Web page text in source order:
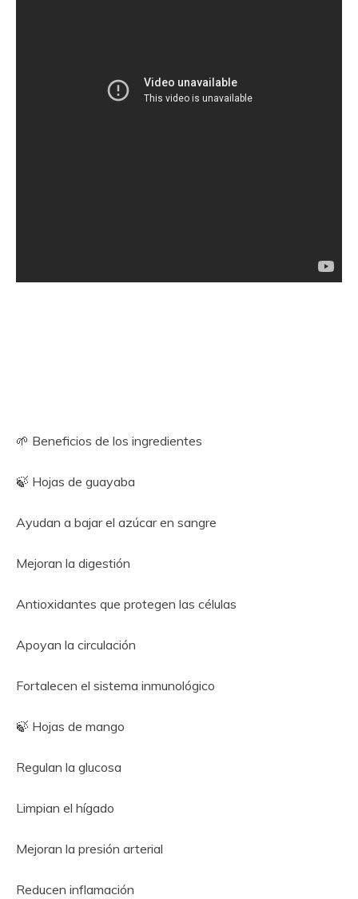
🌱 Beneficios de los ingredientes
🍃 Hojas de guayaba
Ayudan a bajar el azúcar en sangre
Mejoran la digestión
Antioxidantes que protegen las células
Apoyan la circulación
Fortalecen el sistema inmunológico
🍃 Hojas de mango
Regulan la glucosa
Limpian el hígado
Mejoran la presión arterial
Reducen inflamación